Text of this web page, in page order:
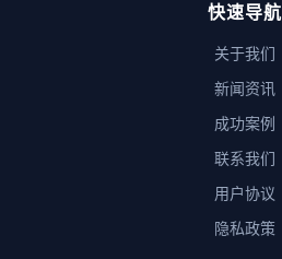
快速导航
关于我们
新闻资讯
成功案例
联系我们
用户协议
隐私政策